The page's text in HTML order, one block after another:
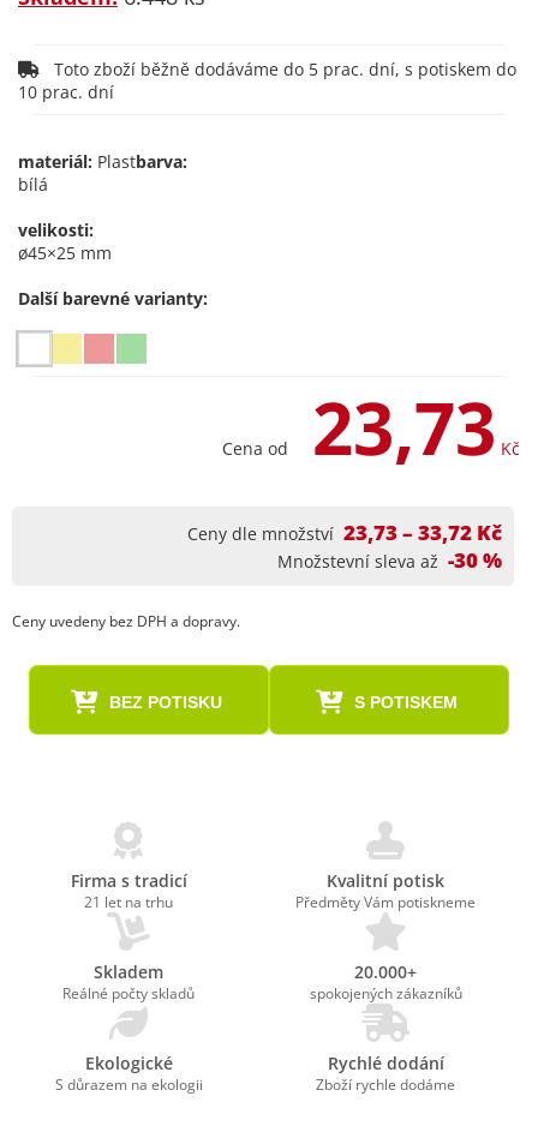
Toto zboží běžně dodáváme do 5 prac. dní, s potiskem do
10 prac. dní
materiál: Plastbarva:
bílá
velikosti:
ø45×25 mm
Další barevné varianty:
Cena od 23,73 Kč
Ceny dle množství 23,73 – 33,72 Kč
Množstevní sleva až -30 %
Ceny uvedeny bez DPH a dopravy.
BEZ POTISKU S POTISKEM
Firma s tradicí
21 let na trhu
Kvalitní potisk
Předměty Vám potiskneme
Skladem
Reálné počty skladů
20.000+
spokojených zákazníků
Ekologické
S důrazem na ekologii
Rychlé dodání
Zboží rychle dodáme